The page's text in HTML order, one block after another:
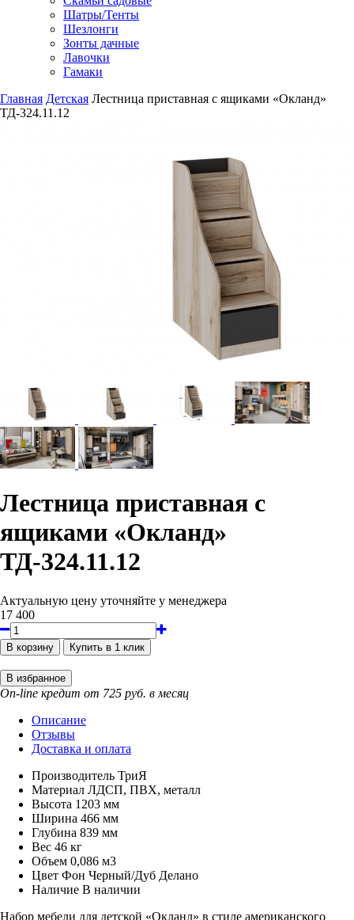
Шатры/Тенты
Шезлонги
Зонты дачные
Лавочки
Гамаки
Главная Детская Лестница приставная с ящиками «Окланд»
ТД-324.11.12
Лестница приставная с
ящиками «Окланд»
ТД-324.11.12
Актуальную цену уточняйте у менеджера
17 400
On-line кредит от 725 руб. в месяц
Описание
Отзывы
Доставка и оплата
Производитель ТриЯ
Материал ЛДСП, ПВХ, металл
Высота 1203 мм
Ширина 466 мм
Глубина 839 мм
Вес 46 кг
Объем 0,086 м3
Цвет Фон Черный/Дуб Делано
Наличие В наличии
Набор мебели для детской «Окланд» в стиле американского